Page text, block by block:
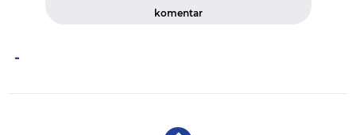
komentar
-